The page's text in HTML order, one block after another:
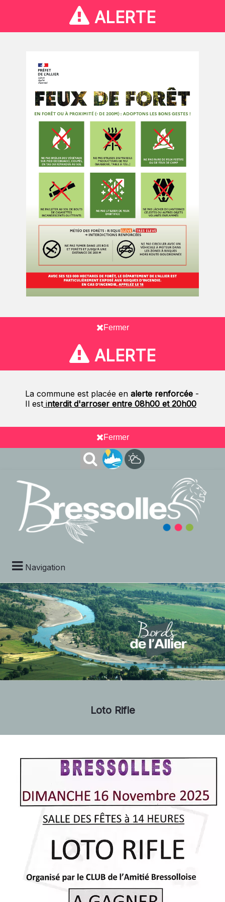
ALERTE
Fermer
ALERTE
La commune est placée en alerte renforcée -
Il est interdit d'arroser entre 08h00 et 20h00
Fermer
Navigation
Loto Rifle